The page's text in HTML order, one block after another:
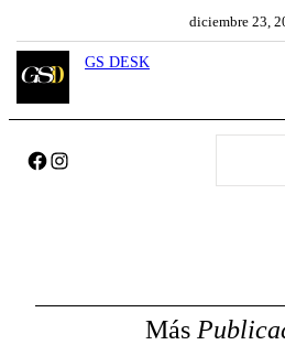
diciembre 23,
GS DESK
Facebook Instagram
Más